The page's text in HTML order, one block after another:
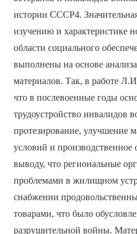
истории СССР4.
изучению и характеристике
области социального
выполнены на основе
материалов. Так, в работе
что в послевоенные годы
трудоустройство инвалидов
протезирование, улучшение
условий и
выводу, что региональные
проблемами в жилищном
снабжении
товарами, что было
разрушительной войны.